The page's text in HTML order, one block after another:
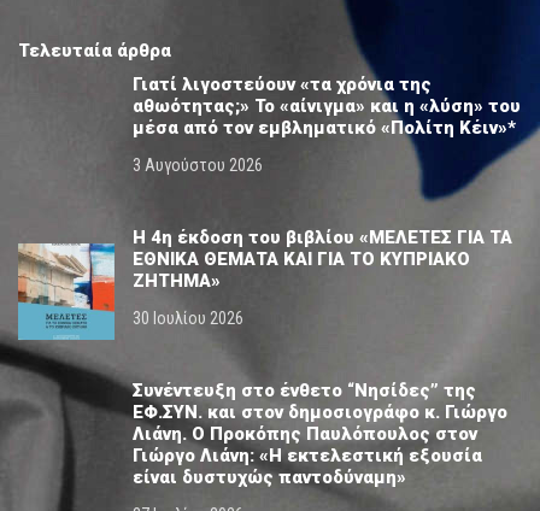
Τελευταία άρθρα
Γιατί λιγοστεύουν «τα χρόνια της
αθωότητας;» Το «αίνιγμα» και η «λύση» του
μέσα από τον εμβληματικό «Πολίτη Κέιν»*
3 Αυγούστου 2026
Η 4η έκδοση του βιβλίου «ΜΕΛΕΤΕΣ ΓΙΑ ΤΑ
ΕΘΝΙΚΑ ΘΕΜΑΤΑ ΚΑΙ ΓΙΑ ΤΟ ΚΥΠΡΙΑΚΟ
ΖΗΤΗΜΑ»
30 Ιουλίου 2026
Συνέντευξη στο ένθετο “Νησίδες” της
ΕΦ.ΣΥΝ. και στον δημοσιογράφο κ. Γιώργο
Λιάνη. Ο Προκόπης Παυλόπουλος στον
Γιώργο Λιάνη: «Η εκτελεστική εξουσία
είναι δυστυχώς παντοδύναμη»